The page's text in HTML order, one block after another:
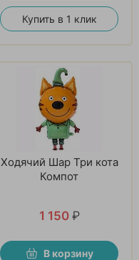
Купить в 1 клик
Ходячий Шар Три кота
Компот
1 150 ₽
В корзину